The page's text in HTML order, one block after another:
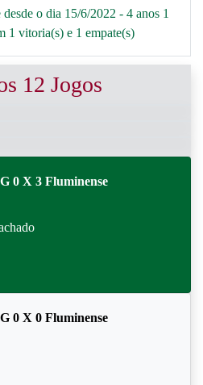
o dia 15/6/2022 - 4 anos 1
1 vitoria(s) e 1 empate(s)
12 Jogos
0 X 3 Fluminense
0 X 0 Fluminense